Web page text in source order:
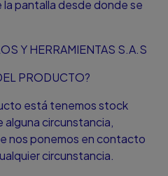
la pantalla desde donde se
Y HERRAMIENTAS S.A.S
PRODUCTO?
está tenemos stock
alguna circunstancia,
nos ponemos en contacto
circunstancia.